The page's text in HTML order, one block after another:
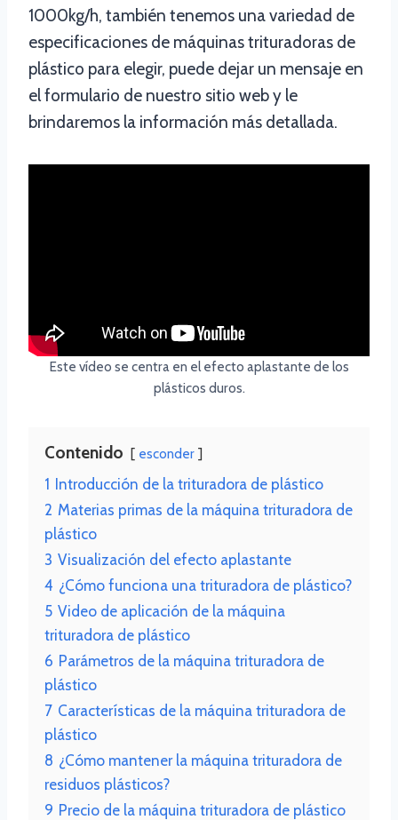
1000kg/h, también tenemos una variedad de
especificaciones de máquinas trituradoras de
plástico para elegir, puede dejar un mensaje en
el formulario de nuestro sitio web y le
brindaremos la información más detallada.
Este vídeo se centra en el efecto aplastante de los
plásticos duros.
Contenido esconder
1 Introducción de la trituradora de plástico
2 Materias primas de la máquina trituradora de
plástico
3 Visualización del efecto aplastante
4 ¿Cómo funciona una trituradora de plástico?
5 Video de aplicación de la máquina
trituradora de plástico
6 Parámetros de la máquina trituradora de
plástico
7 Características de la máquina trituradora de
plástico
8 ¿Cómo mantener la máquina trituradora de
residuos plásticos?
9 Precio de la máquina trituradora de plástico